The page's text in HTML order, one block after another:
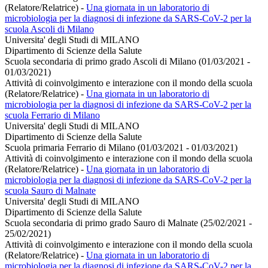
(Relatore/Relatrice) - Una giornata in un laboratorio di
microbiologia per la diagnosi di infezione da SARS-CoV-2 per la
scuola Ascoli di Milano
Universita' degli Studi di MILANO
Dipartimento di Scienze della Salute
Scuola secondaria di primo grado Ascoli di Milano (01/03/2021 -
01/03/2021)
Attività di coinvolgimento e interazione con il mondo della scuola
(Relatore/Relatrice) - Una giornata in un laboratorio di
microbiologia per la diagnosi di infezione da SARS-CoV-2 per la
scuola Ferrario di Milano
Universita' degli Studi di MILANO
Dipartimento di Scienze della Salute
Scuola primaria Ferrario di Milano (01/03/2021 - 01/03/2021)
Attività di coinvolgimento e interazione con il mondo della scuola
(Relatore/Relatrice) - Una giornata in un laboratorio di
microbiologia per la diagnosi di infezione da SARS-CoV-2 per la
scuola Sauro di Malnate
Universita' degli Studi di MILANO
Dipartimento di Scienze della Salute
Scuola secondaria di primo grado Sauro di Malnate (25/02/2021 -
25/02/2021)
Attività di coinvolgimento e interazione con il mondo della scuola
(Relatore/Relatrice) - Una giornata in un laboratorio di
microbiologia per la diagnosi di infezione da SARS-CoV-2 per la